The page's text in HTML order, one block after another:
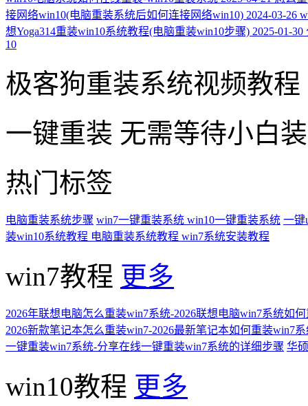
接网络win10(电脑重装系统后如何连接网络win10) 2024-03-26
想Yoga314重装win10系统教程(电脑重装win10步骤) 2025-01-30
10
极客狗重装系统视频教程
一键重装 无需等待小白
热门标签
电脑重装系统步骤 win7一键重装系统 win10一键重装系统 一键
装win10系统教程 电脑重装系统教程 win7系统安装教程
win7教程 更多
2026年联想电脑怎么重装win7系统-2026联想电脑win7系统如
2026新款笔记本怎么重装win7-2026最新笔记本如何重装win7
一键重装win7系统-分享在线一键重装win7系统的详细步骤 华
win10教程 更多